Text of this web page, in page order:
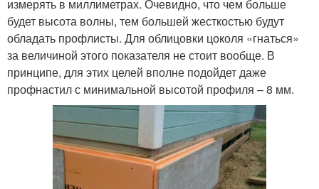
измерять в миллиметрах. Очевидно, что чем больше
будет высота волны, тем большей жесткостью будут
обладать профлисты. Для облицовки цоколя «гнаться»
за величиной этого показателя не стоит вообще. В
принципе, для этих целей вполне подойдет даже
профнастил с минимальной высотой профиля – 8 мм.